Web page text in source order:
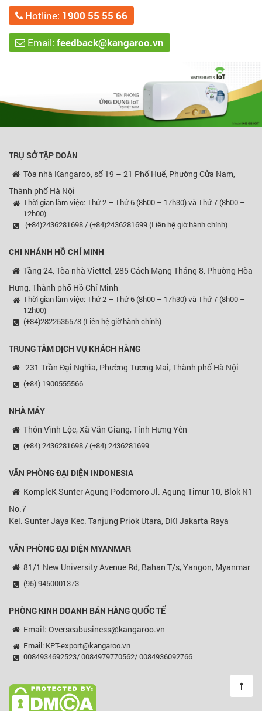
Hotline: 1900 55 55 66
Email: feedback@kangaroo.vn
TRỤ SỞ TẬP ĐOÀN
Tòa nhà Kangaroo, số 19 – 21 Phố Huế, Phường Cửa Nam,
Thành phố Hà Nội
Thời gian làm việc: Thứ 2 – Thứ 6 (8h00 – 17h30) và Thứ 7 (8h00 –
12h00)
(+84)2436281698 / (+84)2436281699 (Liên hệ giờ hành chính)
CHI NHÁNH HỒ CHÍ MINH
Tầng 24, Tòa nhà Viettel, 285 Cách Mạng Tháng 8, Phường Hòa
Hưng, Thành phố Hồ Chí Minh
Thời gian làm việc: Thứ 2 – Thứ 6 (8h00 – 17h30) và Thứ 7 (8h00 –
12h00)
(+84)2822535578 (Liên hệ giờ hành chính)
TRUNG TÂM DỊCH VỤ KHÁCH HÀNG
231 Trần Đại Nghĩa, Phường Tương Mai, Thành phố Hà Nội
(+84) 1900555566
NHÀ MÁY
Thôn Vĩnh Lộc, Xã Văn Giang, Tỉnh Hưng Yên
(+84) 2436281698 / (+84) 2436281699
VĂN PHÒNG ĐẠI DIỆN INDONESIA
KompleK Sunter Agung Podomoro Jl. Agung Timur 10, Blok N1
No.7
Kel. Sunter Jaya Kec. Tanjung Priok Utara, DKI Jakarta Raya
VĂN PHÒNG ĐẠI DIỆN MYANMAR
81/1 New University Avenue Rd, Bahan T/s, Yangon, Myanmar
(95) 9450001373
PHÒNG KINH DOANH BÁN HÀNG QUỐC TẾ
Email: Overseabusiness@kangaroo.vn
Email: KPT-export@kangaroo.vn
0084934692523/ 0084979770562/ 0084936092766